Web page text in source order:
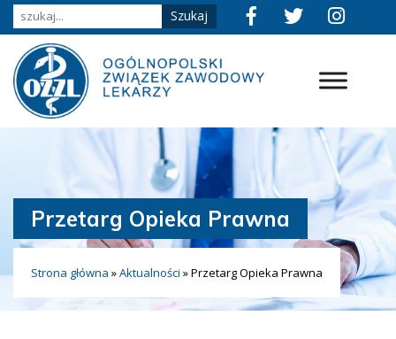
Przetarg Opieka Prawna
Strona główna »Aktualności »Przetarg Opieka Prawna